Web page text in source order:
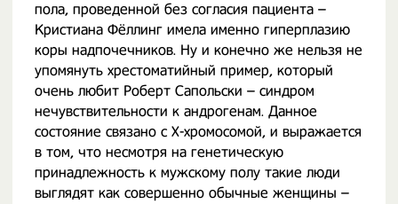
пола, проведенной без согласия пациента –
Кристиана Фёллинг имела именно гиперплазию
коры надпочечников. Ну и конечно же нельзя не
упомянуть хрестоматийный пример, который
очень любит Роберт Сапольски – синдром
нечувствительности к андрогенам. Данное
состояние связано с Х-хромосомой, и выражается
в том, что несмотря на генетическую
принадлежность к мужскому полу такие люди
выглядят как совершенно обычные женщины –